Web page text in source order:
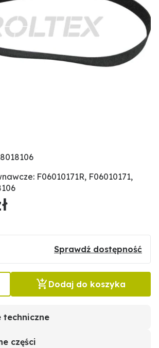
F06010171R, F06010171,
Sprawdź dostępność
Dodaj do koszyka
techniczne
części